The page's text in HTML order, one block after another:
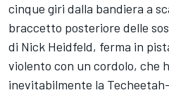
cinque giri dalla bandiera a
braccetto posteriore delle
di Nick Heidfeld, ferma in
violento con un cordolo, che
inevitabilmente la